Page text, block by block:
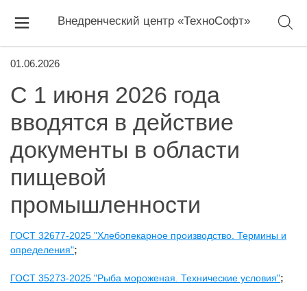
Внедренческий центр «ТехноСофт»
01.06.2026
С 1 июня 2026 года
вводятся в действие
документы в области
пищевой
промышленности
ГОСТ 32677-2025 "Хлебопекарное производство. Термины и
определения";
ГОСТ 35273-2025 "Рыба мороженая. Технические условия";